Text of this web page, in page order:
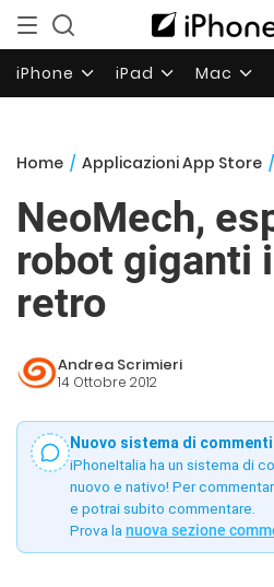
iPhone iPad Mac
Home / Applicazioni App Store /
NeoMech,
robot giganti
retro
Andrea Scrimieri
14 Ottobre 2012
Nuovo sistema di commenti
iPhoneItalia ha un sistema di
nuovo e nativo! Per
e potrai subito commentare.
Prova la nuova sezione